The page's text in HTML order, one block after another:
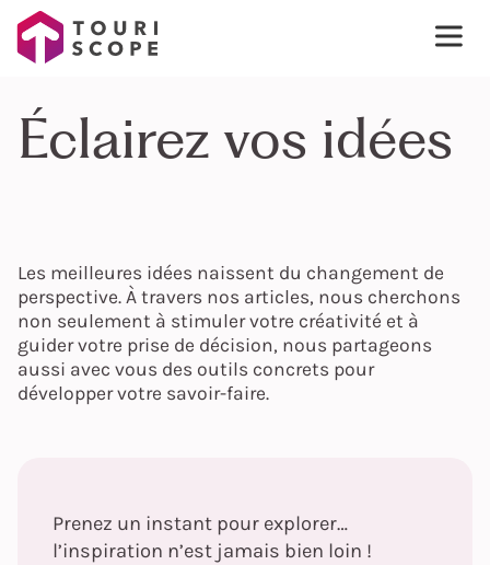
Éclairez vos idées
Les meilleures idées naissent du changement de
perspective. À travers nos articles, nous cherchons
non seulement à stimuler votre créativité et à
guider votre prise de décision, nous partageons
aussi avec vous des outils concrets pour
développer votre savoir-faire.
Prenez un instant pour explorer…
l’inspiration n’est jamais bien loin !